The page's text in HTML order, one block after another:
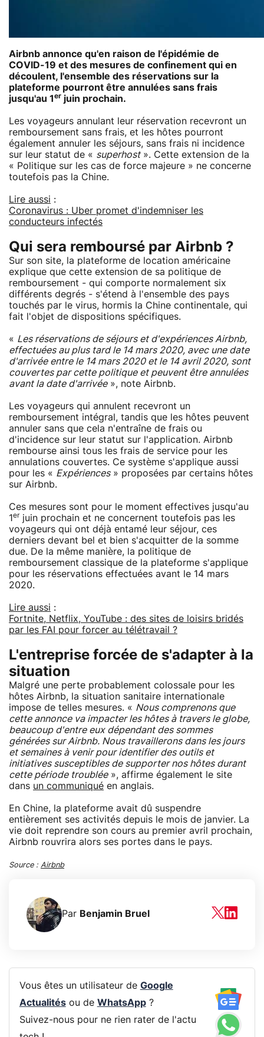
Airbnb annonce qu'en raison de l'épidémie de
COVID-19 et des mesures de confinement qui en
découlent, l'ensemble des réservations sur la
plateforme pourront être annulées sans frais
jusqu'au 1 er juin prochain.
Les voyageurs annulant leur réservation recevront un
remboursement sans frais, et les hôtes pourront
également annuler les séjours, sans frais ni incidence
sur leur statut de « superhost». Cette extension de la
« Politique sur les cas de force majeure » ne concerne
toutefois pas la Chine.
Lire aussi :
Coronavirus : Uber promet d'indemniser les
conducteurs infectés
Qui sera remboursé par Airbnb ?
Sur son site, la plateforme de location américaine
explique que cette extension de sa politique de
remboursement - qui comporte normalement six
différents degrés - s'étend à l'ensemble des pays
touchés par le virus, hormis la Chine continentale, qui
fait l'objet de dispositions spécifiques.
« Les réservations de séjours et d'expériences Airbnb,
effectuées au plus tard le 14 mars 2020, avec une date
d'arrivée entre le 14 mars 2020 et le 14 avril 2020, sont
couvertes par cette politique et peuvent être annulées
avant la date d'arrivée», note Airbnb.
Les voyageurs qui annulent recevront un
remboursement intégral, tandis que les hôtes peuvent
annuler sans que cela n'entraîne de frais ou
d'incidence sur leur statut sur l'application. Airbnb
rembourse ainsi tous les frais de service pour les
annulations couvertes. Ce système s'applique aussi
pour les « Expériences» proposées par certains hôtes
sur Airbnb.
Ces mesures sont pour le moment effectives jusqu'au
1 er juin prochain et ne concernent toutefois pas les
voyageurs qui ont déjà entamé leur séjour, ces
derniers devant bel et bien s'acquitter de la somme
due. De la même manière, la politique de
remboursement classique de la plateforme s'applique
pour les réservations effectuées avant le 14 mars
2020.
Lire aussi :
Fortnite, Netflix, YouTube : des sites de loisirs bridés
par les FAI pour forcer au télétravail ?
L'entreprise forcée de s'adapter à la
situation
Malgré une perte probablement colossale pour les
hôtes Airbnb, la situation sanitaire internationale
impose de telles mesures. « Nous comprenons que
cette annonce va impacter les hôtes à travers le globe,
beaucoup d'entre eux dépendant des sommes
générées sur Airbnb. Nous travaillerons dans les jours
et semaines à venir pour identifier des outils et
initiatives susceptibles de supporter nos hôtes durant
cette période troublée», affirme également le site
dans un communiqué en anglais.
En Chine, la plateforme avait dû suspendre
entièrement ses activités depuis le mois de janvier. La
vie doit reprendre son cours au premier avril prochain,
Airbnb rouvrira alors ses portes dans le pays.
Source : Airbnb
Par Benjamin Bruel
Vous êtes un utilisateur de Google
Actualitésou de WhatsApp?
Suivez-nous pour ne rien rater de l'actu